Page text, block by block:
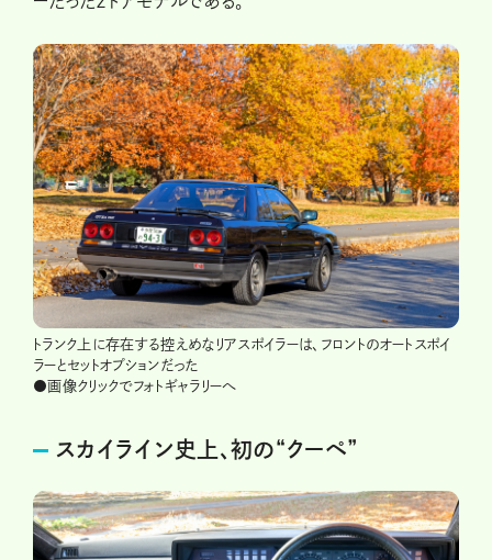
トランク上に存在する控えめなリアスポイラーは、フロントのオートスポイ
ラーとセットオプションだった
●画像クリックでフォトギャラリーへ
スカイライン史上、初の“クーペ”